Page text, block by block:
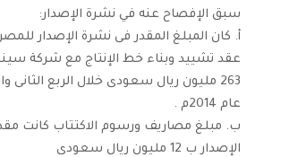
سبق الإفصاح عنه في نشرة الإصدار:
أ. كان المبلغ المقدر فى نشرة الإصدار
عقد تشييد وبناء خط الإنتاج مع شركة
263 مليون ريال سعودى خلال الربع الثانى
عام 2014م .
ب. مبلغ مصاريف ورسوم الاكتتاب كانت
الإصدار ب 12 مليون ريال سعودى